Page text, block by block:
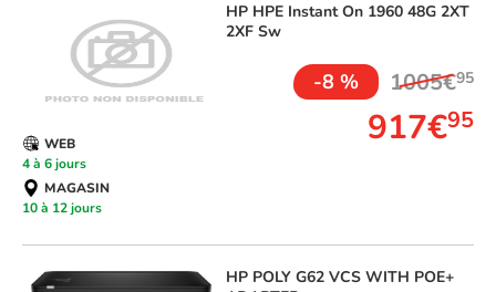
HP HPE Instant On 1960 48G 2XT
2XF Sw
-8 % 1005€95
917€95
WEB
4 à 6 jours
MAGASIN
10 à 12 jours
HP POLY G62 VCS WITH POE+